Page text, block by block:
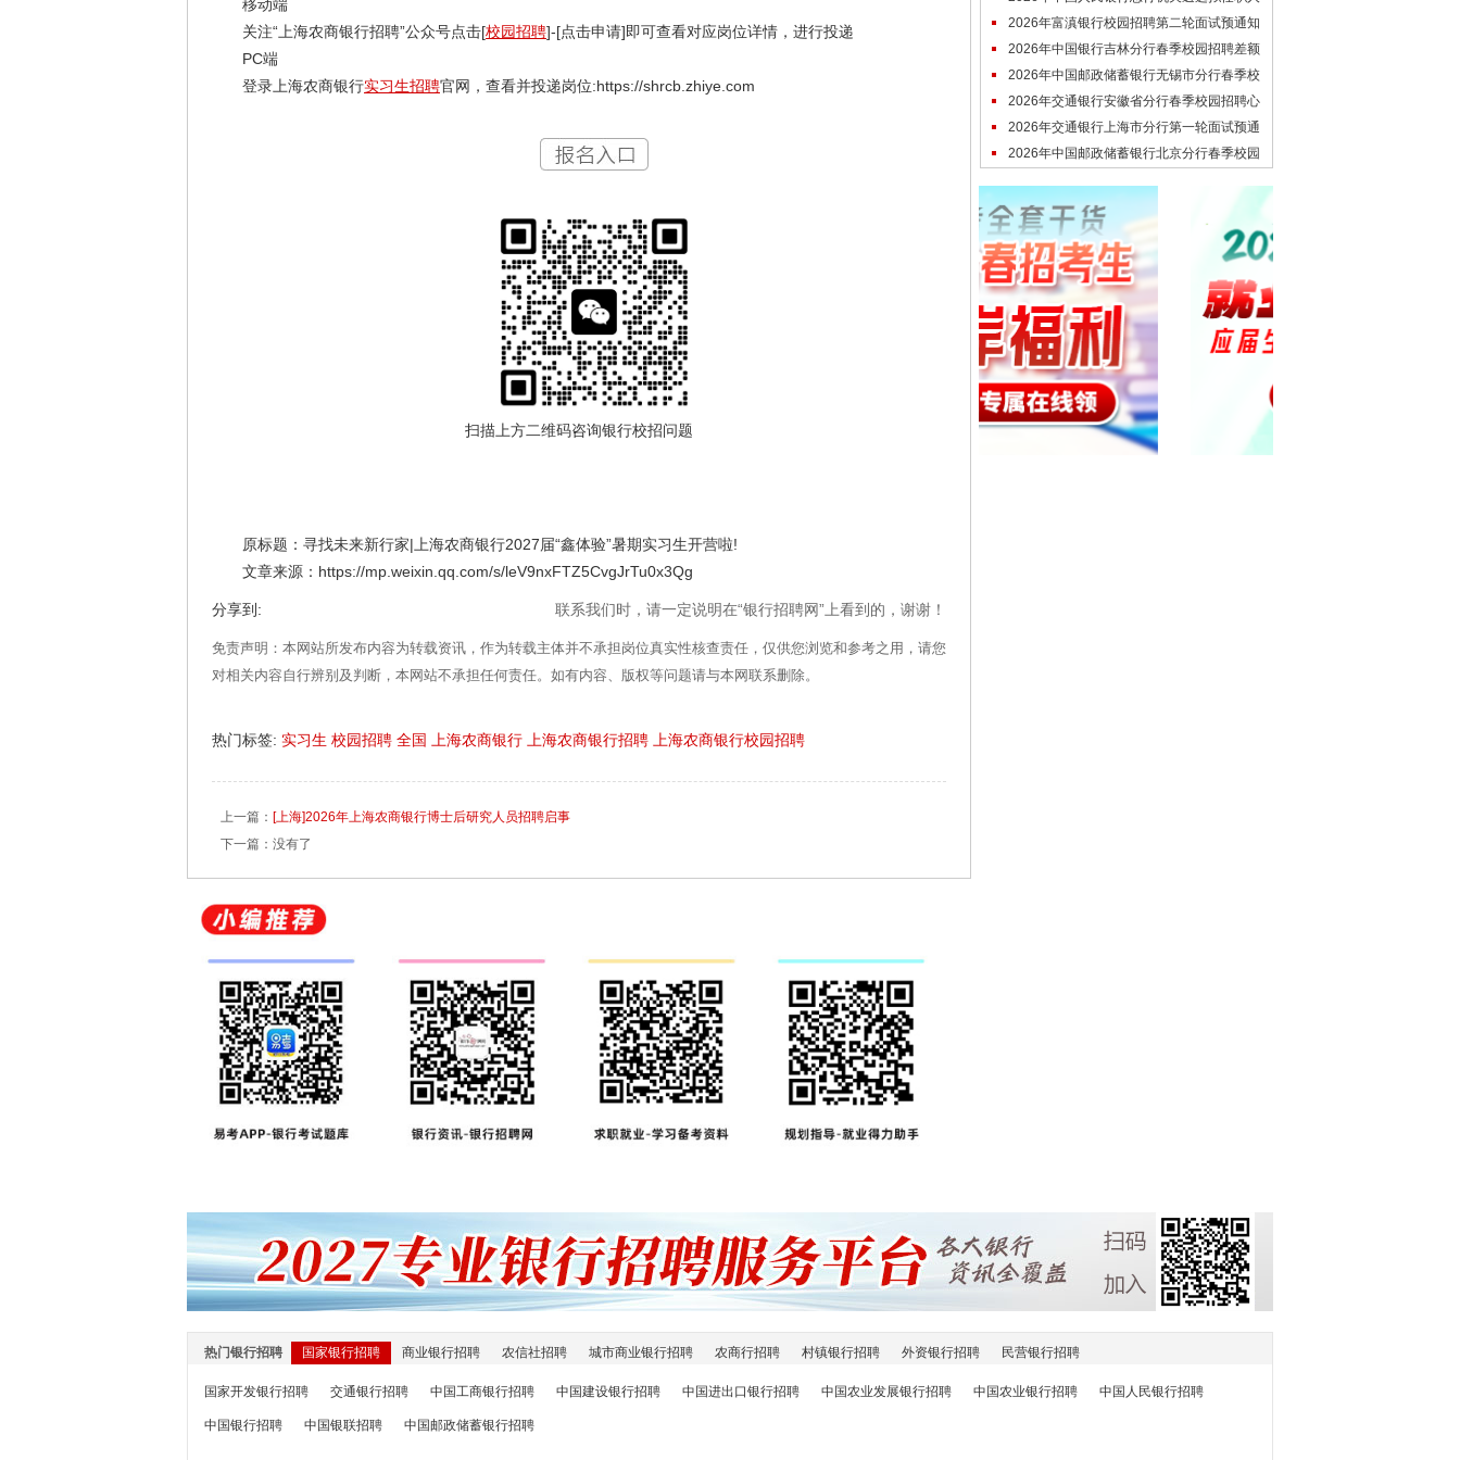
移动端
关注“上海农商银行招聘”公众号点击[校园招聘]-[点击申请]即可查看对应岗位详情，进行投递
PC端
登录上海农商银行实习生招聘官网，查看并投递岗位:https://shrcb.zhiye.com
扫描上方二维码咨询银行校招问题
原标题：寻找未来新行家|上海农商银行2027届“鑫体验”暑期实习生开营啦!
文章来源：https://mp.weixin.qq.com/s/leV9nxFTZ5CvgJrTu0x3Qg
分享到: 联系我们时，请一定说明在“银行招聘网”上看到的，谢谢！
免责声明：本网站所发布内容为转载资讯，作为转载主体并不承担岗位真实性核查责任，仅供您浏览和参考之用，请您
对相关内容自行辨别及判断，本网站不承担任何责任。如有内容、版权等问题请与本网联系删除。
热门标签: 实习生 校园招聘 全国 上海农商银行 上海农商银行招聘 上海农商银行校园招聘
上一篇： [上海]2026年上海农商银行博士后研究人员招聘启事
下一篇：没有了
员公示公告
2026年富滇银行校园招聘第二轮面试预通知
2026年中国银行吉林分行春季校园招聘差额
体检通知
2026年中国邮政储蓄银行无锡市分行春季校
园招聘第一轮面试通知
2026年交通银行安徽省分行春季校园招聘心
理测评通知
2026年交通银行上海市分行第一轮面试预通
知及模拟测试通知
2026年中国邮政储蓄银行北京分行春季校园
热门银行招聘 国家银行招聘 商业银行招聘 农信社招聘 城市商业银行招聘 农商行招聘 村镇银行招聘 外资银行招聘 民营银行招聘
国家开发银行招聘 交通银行招聘 中国工商银行招聘 中国建设银行招聘 中国进出口银行招聘 中国农业发展银行招聘 中国农业银行招聘 中国人民银行招聘
中国银行招聘 中国银联招聘 中国邮政储蓄银行招聘